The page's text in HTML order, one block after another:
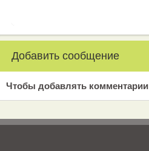
Добавить сообщение
Чтобы добавлять комментарии